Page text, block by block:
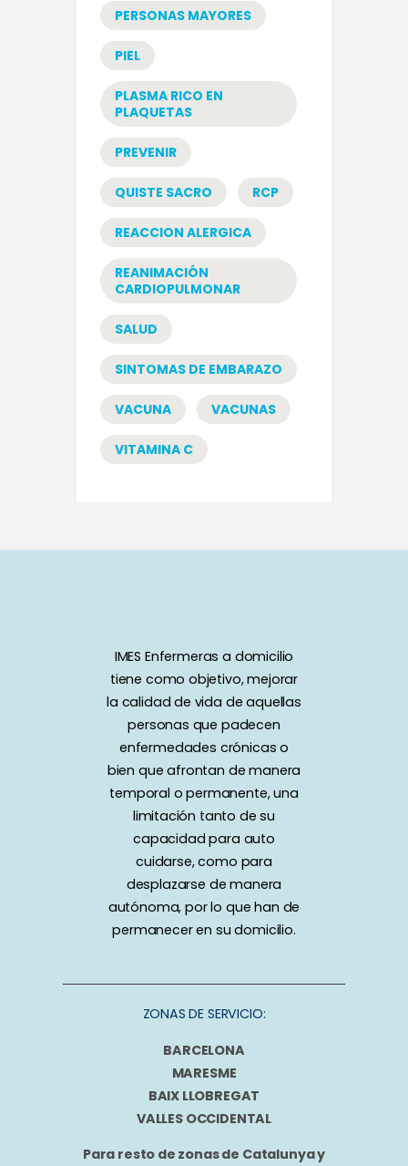
PERSONAS MAYORES
PIEL
PLASMA RICO EN
PLAQUETAS
PREVENIR
QUISTE SACRO RCP
REACCION ALERGICA
REANIMACIÓN
CARDIOPULMONAR
SALUD
SINTOMAS DE EMBARAZO
VACUNA VACUNAS
VITAMINA C
IMES Enfermeras a domicilio
tiene como objetivo, mejorar
la calidad de vida de aquellas
personas que padecen
enfermedades crónicas o
bien que afrontan de manera
temporal o permanente, una
limitación tanto de su
capacidad para auto
cuidarse, como para
desplazarse de manera
autónoma, por lo que han de
permanecer en su domicilio.
ZONAS DE SERVICIO:
BARCELONA
MARESME
BAIX LLOBREGAT
VALLES OCCIDENTAL
Para resto de zonas de Catalunya y